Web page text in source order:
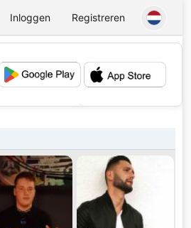
Inloggen Registreren